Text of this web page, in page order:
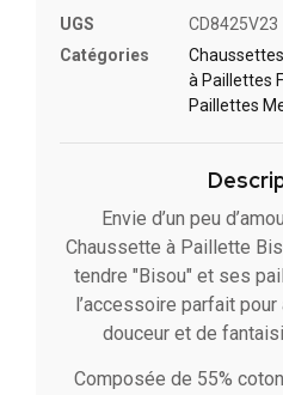
UGS
CD8425V23
Catégories
à Paillettes
Paillettes
Envie d’un peu
Chaussette à Paillette
tendre "Bisou" et ses
l’accessoire parfait
douceur et de
Composée de 55%